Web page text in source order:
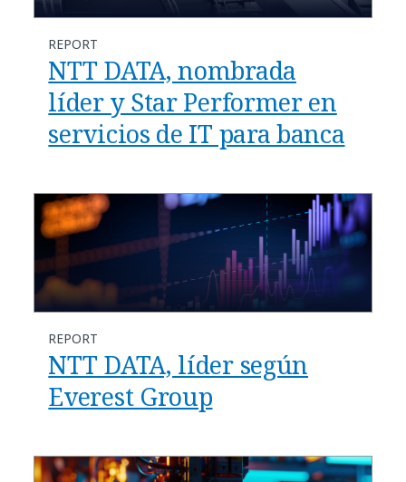
REPORT
NTT DATA, nombrada
líder y Star Performer en
servicios de IT para banca
REPORT
NTT DATA, líder según
Everest Group